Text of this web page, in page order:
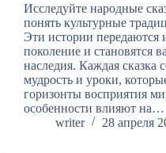
Исследуйте народные
понять культурные
Эти истории передаются
поколение и становятся
наследия. Каждая сказка
мудрость и уроки,
горизонты восприятия
особенности влияют на…
writer
28 апреля